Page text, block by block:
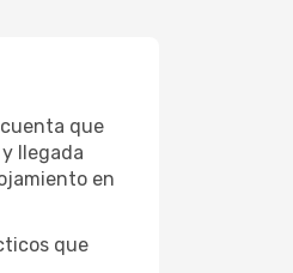
que
llegada
en
que